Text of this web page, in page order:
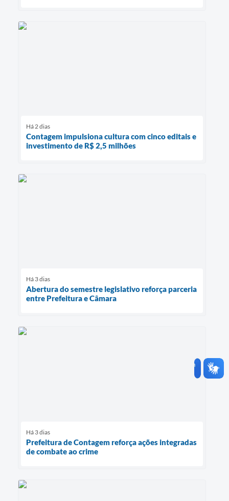
Há 2 dias
Contagem impulsiona cultura com cinco editais e
investimento de R$ 2,5 milhões
Há 3 dias
Abertura do semestre legislativo reforça parceria
entre Prefeitura e Câmara
Há 3 dias
Prefeitura de Contagem reforça ações integradas
de combate ao crime